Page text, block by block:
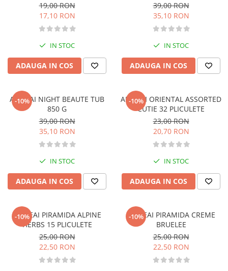
Povesti si povestiri
Carti in limba engleza
Carti pentru copii
Activitati si jocuri pentru copii
Atlase, dictionare si enciclopedii
Benzi desenate
Carte prescolara
Carti de colorat
Carti pentru copii
Literatura si fictiune
Povesti si povestiri
Atlase
Atlase, dictionare si enciclopedii
Dictionare de limba romana
Dictionare tematice
Enciclopedii
19,00 RON
17,10 RON
IN STOC
ADAUGA IN COS
39,00 RON
35,10 RON
IN STOC
ADAUGA IN COS
-10%
AR.CEAI NIGHT BEAUTE TUB
850 G
39,00 RON
35,10 RON
IN STOC
ADAUGA IN COS
-10%
AR.CEAI ORIENTAL ASSORTED
CUTIE 32 PLICULETE
23,00 RON
20,70 RON
IN STOC
ADAUGA IN COS
-10%
AR.CEAI PIRAMIDA ALPINE
HERBS 15 PLICULETE
25,00 RON
22,50 RON
-10%
AR.CEAI PIRAMIDA CREME
BRUELEE
25,00 RON
22,50 RON